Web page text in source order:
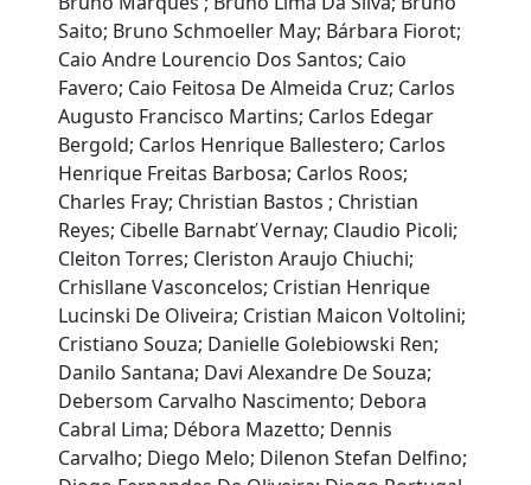
Saito; Bruno Schmoeller May; Bárbara Fiorot;
Caio Andre Lourencio Dos Santos; Caio
Favero; Caio Feitosa De Almeida Cruz; Carlos
Augusto Francisco Martins; Carlos Edegar
Bergold; Carlos Henrique Ballestero; Carlos
Henrique Freitas Barbosa; Carlos Roos;
Charles Fray; Christian Bastos ; Christian
Reyes; Cibelle Barnabť Vernay; Claudio Picoli;
Cleiton Torres; Cleriston Araujo Chiuchi;
Crhisllane Vasconcelos; Cristian Henrique
Lucinski De Oliveira; Cristian Maicon Voltolini;
Cristiano Souza; Danielle Golebiowski Ren;
Danilo Santana; Davi Alexandre De Souza;
Debersom Carvalho Nascimento; Debora
Cabral Lima; Débora Mazetto; Dennis
Carvalho; Diego Melo; Dilenon Stefan Delfino;